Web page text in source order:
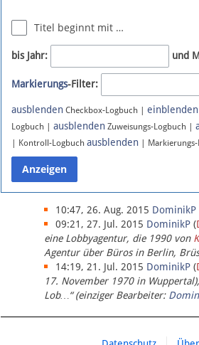
Titel beginnt mit …
bis Jahr: und
Markierungs-Filter:
ausblenden Checkbox-Logbuch | einblenden
Logbuch | ausblenden Zuweisungs-Logbuch |
| Kontroll-Logbuch ausblenden |
10:47, 26. Aug. 2015 DominikP
09:21, 27. Jul. 2015 DominikP (
eine Lobbyagentur, die 1990 von
Agentur über Büros in Berlin,
14:19, 21. Jul. 2015 DominikP (
17. November 1970 in
Lob…“ (einziger Bearbeiter: